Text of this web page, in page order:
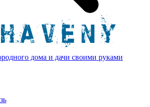
дома и дачи своими руками